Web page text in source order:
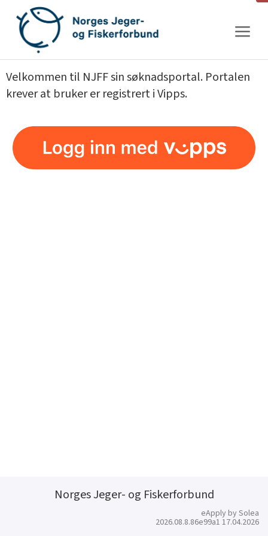
innhold
Velkommen til NJFF sin søknadsportal. Portalen
krever at bruker er registrert i Vipps.
Norges Jeger- og Fiskerforbund
eApply by Solea
2026.08.8.86e99a1 17.04.2026